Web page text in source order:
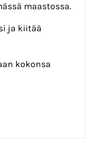
maastossa.
ja kiitää
kokonsa